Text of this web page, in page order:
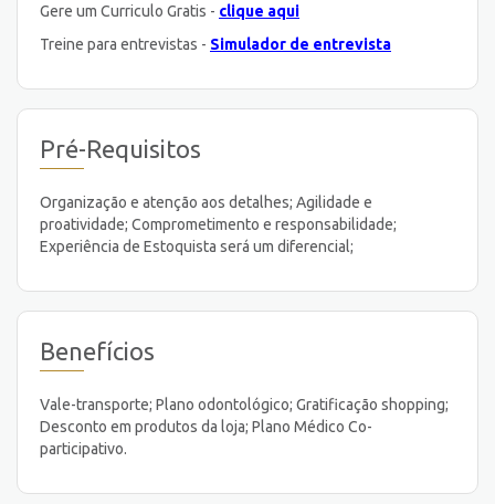
Gere um Curriculo Gratis - clique aqui
Treine para entrevistas - Simulador de entrevista
Pré-Requisitos
Organização e atenção aos detalhes; Agilidade e
proatividade; Comprometimento e responsabilidade;
Experiência de Estoquista será um diferencial;
Benefícios
Vale-transporte; Plano odontológico; Gratificação shopping;
Desconto em produtos da loja; Plano Médico Co-
participativo.